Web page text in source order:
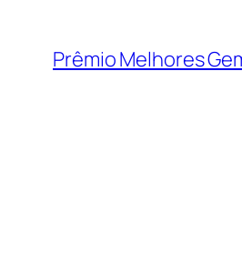
Prêmio Melhores